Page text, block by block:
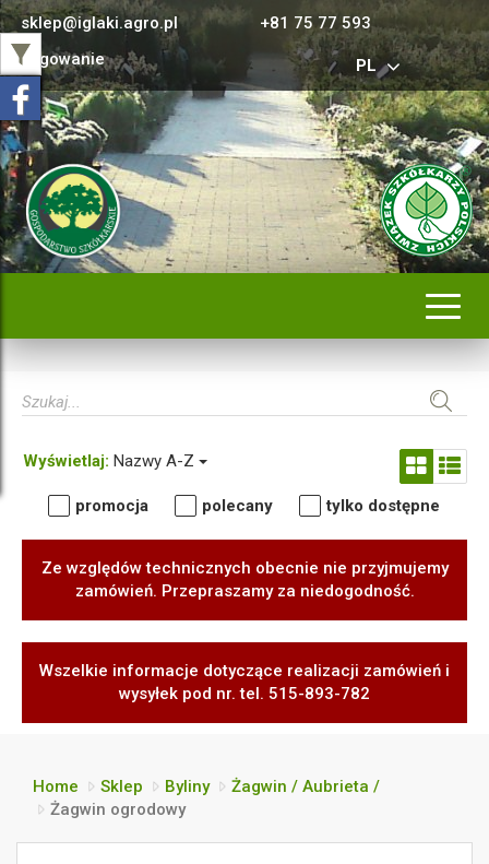
sklep@iglaki.agro.pl
+81 75 77 593
Logowanie
PL
Wyświetlaj: Nazwy A-Z
promocja polecany tylko dostępne
Ze względów technicznych obecnie nie przyjmujemy
zamówień. Przepraszamy za niedogodność.
Wszelkie informacje dotyczące realizacji zamówień i
wysyłek pod nr. tel. 515-893-782
Home Sklep Byliny
Żagwin / Aubrieta /
Żagwin ogrodowy